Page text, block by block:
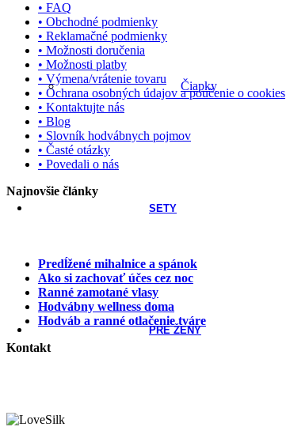
Čiapky
SETY
PRE ŽENY
• FAQ
• Obchodné podmienky
• Reklamačné podmienky
• Možnosti doručenia
• Možnosti platby
• Výmena/vrátenie tovaru
• Ochrana osobných údajov a poučenie o cookies
• Kontaktujte nás
• Blog
• Slovník hodvábnych pojmov
• Časté otázky
• Povedali o nás
Najnovšie články
Predĺžené mihalnice a spánok
Ako si zachovať účes cez noc
Ranné zamotané vlasy
Hodvábny wellness doma
Hodváb a ranné otlačenie tváre
Kontakt